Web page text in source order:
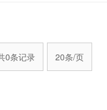
0条记录 20条/页